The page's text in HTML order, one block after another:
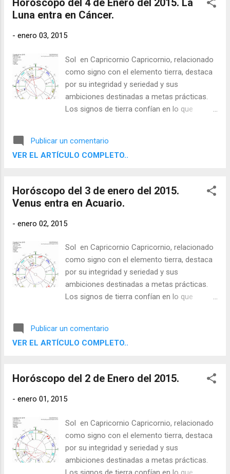
para personas como yo, que apenas
estamos adentrandonos en este maravilloso
mano de un gran astrologo como tú. Gracias
siempre tengo tiempo para atender
peticiones, pero esta vez si que lo he tenido
y por eso le puedo contestar.
Horóscopo del 4 de Enero del 2015. La
Luna entra en Cáncer.
- enero 03, 2015
Sol en Capricornio Capricornio, relacionado
como signo con el elemento tierra, destaca
por su integridad y seriedad y sus
ambiciones destinadas a metas prácticas.
Los signos de tierra confían en lo que
determinados, disciplinados y fiables, y
saben cómo utilizar el mundo material.
Publicar un comentario
VER EL ARTÍCULO COMPLETO..
Horóscopo del 3 de enero del 2015.
Venus entra en Acuario.
- enero 02, 2015
Sol en Capricornio Capricornio, relacionado
como signo con el elemento tierra, destaca
por su integridad y seriedad y sus
ambiciones destinadas a metas prácticas.
Los signos de tierra confían en lo que
determinados, disciplinados y fiables, y
saben cómo utilizar el mundo material.
Publicar un comentario
VER EL ARTÍCULO COMPLETO..
Horóscopo del 2 de Enero del 2015.
- enero 01, 2015
Sol en Capricornio Capricornio, relacionado
como signo con el elemento tierra, destaca
por su integridad y seriedad y sus
ambiciones destinadas a metas prácticas.